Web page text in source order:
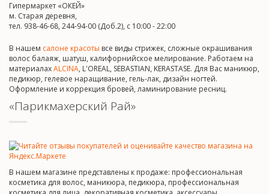
Гипермаркет «ОКЕЙ»
м. Старая деревня,
тел. 938-46-68, 244-94-00 (Доб.2), c 10:00 - 22:00
В нашем салоне красоты все виды стрижек, сложные окрашивания
волос балаяж, шатуш, калифорнийское мелирование. Работаем на
материалахALCINA, L'OREAL, SEBASTIAN, KERASTASE. Для Вас маникюр,
педикюр, гелевое наращивание, гель-лак, дизайн ногтей.
Оформление и коррекция бровей, ламинирование ресниц.
«Парикмахерский Рай»
В нашем магазине представлены к продаже: профессиональная
косметика для волос, маникюра, педикюра, профессиональная